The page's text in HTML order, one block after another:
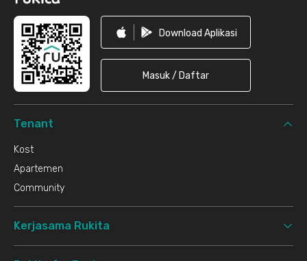
Download Aplikasi
Masuk / Daftar
Tenant
Kost
Apartemen
Community
Kerjasama Rukita